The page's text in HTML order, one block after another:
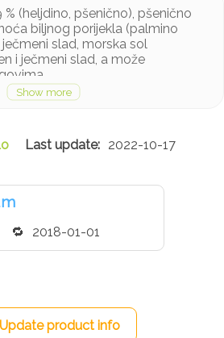
(heljdino, pšenično), pšenično
biljnog porijekla (palmino
slad, morska sol
i ječmeni slad, a može
2022-10-17
2018-01-01
Update product info